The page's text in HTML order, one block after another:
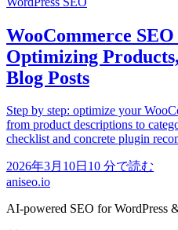
WooCommerce
Optimizing
Blog Posts
Step by step: optimize your
from product descriptions to
checklist and concrete plugin
2026年3月10日 10 分で読む
aniseo.io
AI-powered SEO for WordPress